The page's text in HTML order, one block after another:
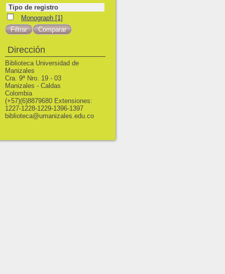
Tipo de registro
Monograph
Monograph [1]
Dirección
Biblioteca Universidad de
Manizales
Cra. 9ª Nro. 19 - 03
Manizales - Caldas
Colombia
(+57)(6)8879680 Extensiones:
1227-1228-1229-1396-1397
biblioteca@umanizales.edu.co